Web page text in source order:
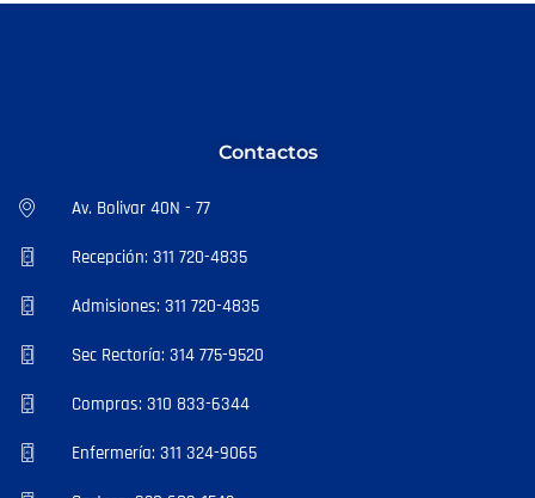
Contactos
Av. Bolivar 40N - 77
Recepción: 311 720-4835
Admisiones: 311 720-4835
Sec Rectoría: 314 775-9520
Compras: 310 833-6344
Enfermería: 311 324-9065